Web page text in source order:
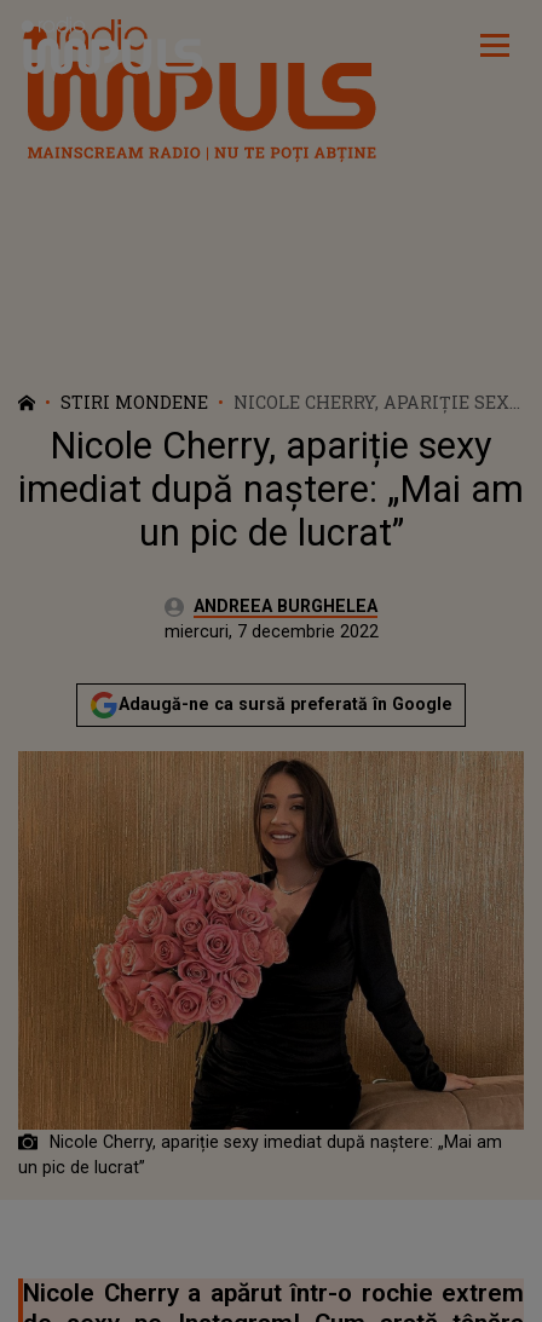
Radio Impuls
STIRI MONDENE
NICOLE CHERRY, APARIȚIE SEXY
IMEDIAT DUPĂ NAȘTERE: „MAI
AM UN PIC DE LUCRAT”
Nicole Cherry, apariție sexy
imediat după naștere: „Mai am
un pic de lucrat”
Autor:ANDREEA BURGHELEA
marți, 7 decembrie 2021
Actualizat:
miercuri, 7 decembrie 2022
Adaugă-ne ca sursă preferată în Google
Nicole Cherry, apariție sexy imediat după naștere: „Mai am
un pic de lucrat”
Nicole Cherry a apărut într-o rochie extrem